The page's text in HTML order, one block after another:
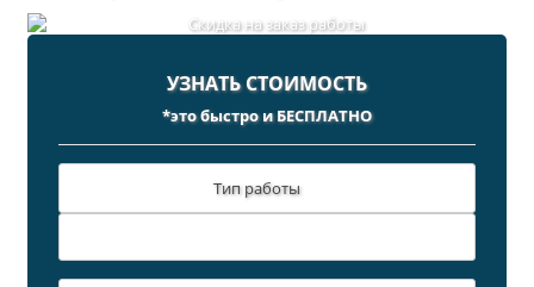
УЗНАТЬ СТОИМОСТЬ
*это быстро и БЕСПЛАТНО
Тип работы